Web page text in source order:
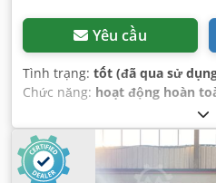
Yêu cầu
Tình trạng: tốt (đã qua sử
Chức năng: hoạt động hoàn